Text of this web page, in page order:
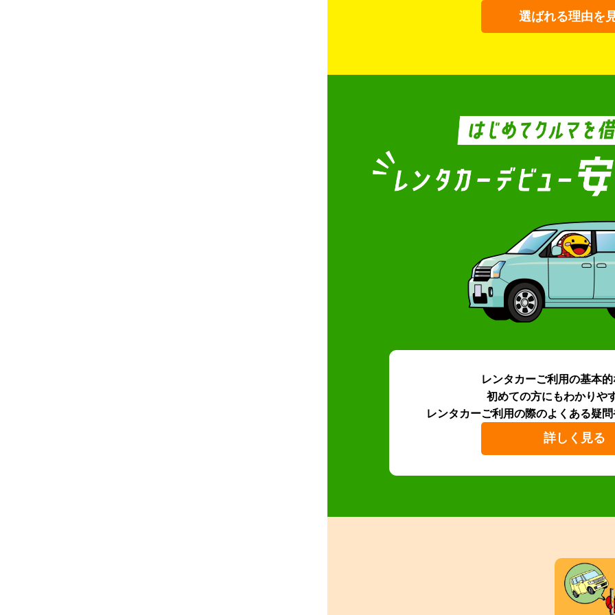
選ばれる理由を
レンタカーご利用の基本
初めての方にもわかりや
レンタカーご利用の際のよくある疑問
詳しく見る